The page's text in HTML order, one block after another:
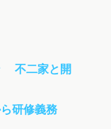
不二家と開
研修義務